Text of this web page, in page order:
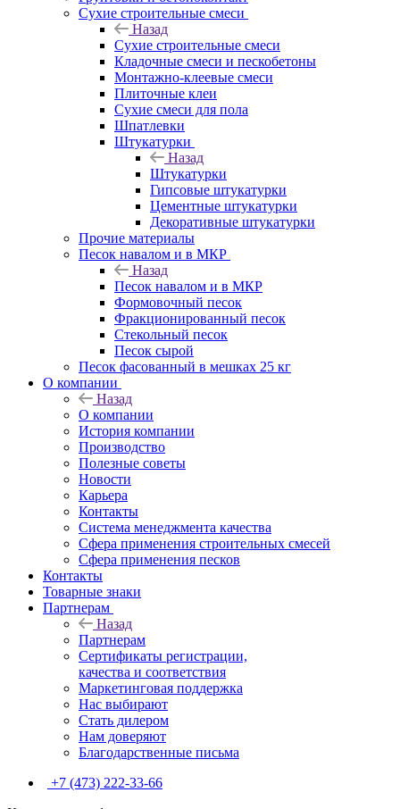
Сухие строительные смеси
Назад
Сухие строительные смеси
Кладочные смеси и пескобетоны
Монтажно-клеевые смеси
Плиточные клеи
Сухие смеси для пола
Шпатлевки
Штукатурки
Назад
Штукатурки
Гипсовые штукатурки
Цементные штукатурки
Декоративные штукатурки
Прочие материалы
Песок навалом и в МКР
Назад
Песок навалом и в МКР
Формовочный песок
Фракционированный песок
Стекольный песок
Песок сырой
Песок фасованный в мешках 25 кг
О компании
Назад
О компании
История компании
Производство
Полезные советы
Новости
Карьера
Контакты
Система менеджмента качества
Сфера применения строительных смесей
Сфера применения песков
Контакты
Товарные знаки
Партнерам
Назад
Партнерам
Сертификаты регистрации,
качества и соответствия
Маркетинговая поддержка
Нас выбирают
Стать дилером
Нам доверяют
Благодарственные письма
+7 (473) 222-33-66